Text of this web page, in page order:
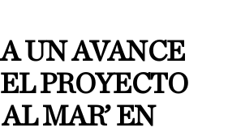
UN AVANCE
PROYECTO
MAR’ EN